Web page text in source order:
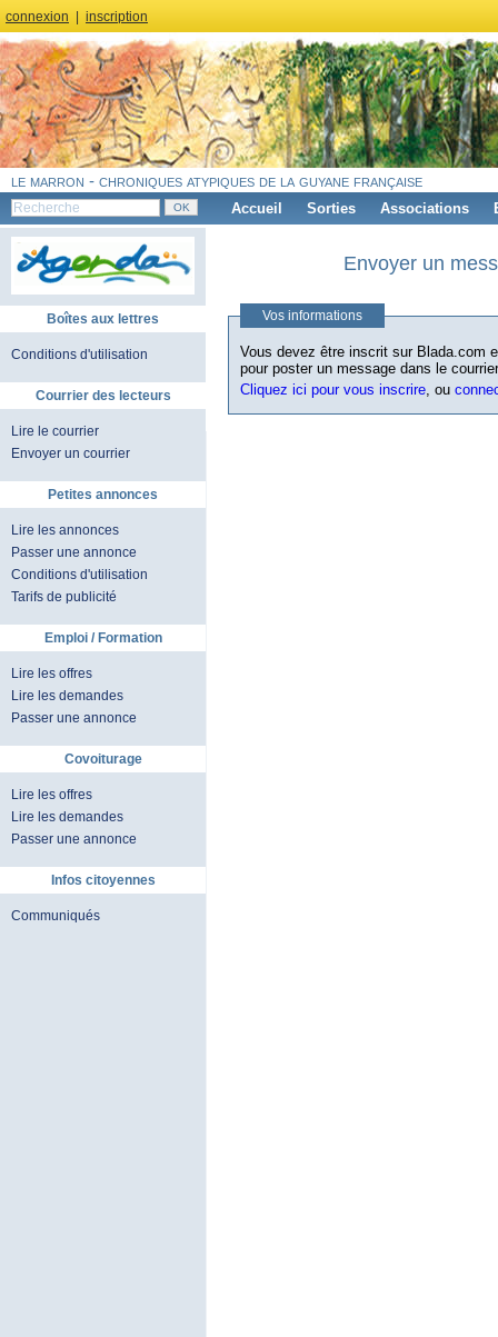
connexion inscription
le marron - chroniques atypiques de la guyane française
Accueil Sorties Associations
Boîtes aux lettres
Conditions d'utilisation
Courrier des lecteurs
Lire le courrier
Envoyer un courrier
Petites annonces
Lire les annonces
Passer une annonce
Conditions d'utilisation
Tarifs de publicité
Emploi / Formation
Lire les offres
Lire les demandes
Passer une annonce
Covoiturage
Lire les offres
Lire les demandes
Passer une annonce
Infos citoyennes
Communiqués
Envoyer un
Vos informations
Vous devez être inscrit sur Blada.com
pour poster un message dans le
Cliquez ici pour vous inscrire, ou